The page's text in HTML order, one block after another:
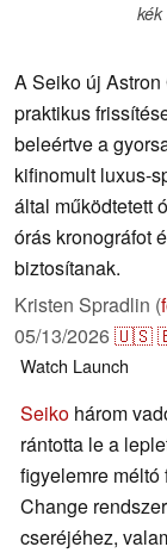
A Seiko új
praktikus
beleértve a
kifinomult luxus-
által működtetett
órás kronográfot
biztosítanak.
Kristen Spradlin (
05/13/2026🇺🇸
Watch Launch
Seiko három
rántotta le a
figyelemre méltó
Change
cseréjéhez,